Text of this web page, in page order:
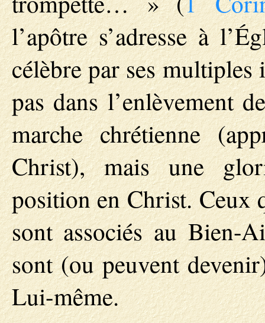
l’apôtre s’adresse à
célèbre par ses
pas dans l’enlèvement
marche chrétienne
Christ), mais une
position en Christ. Ceux
sont associés au Bien-
sont (ou peuvent
Lui-même.